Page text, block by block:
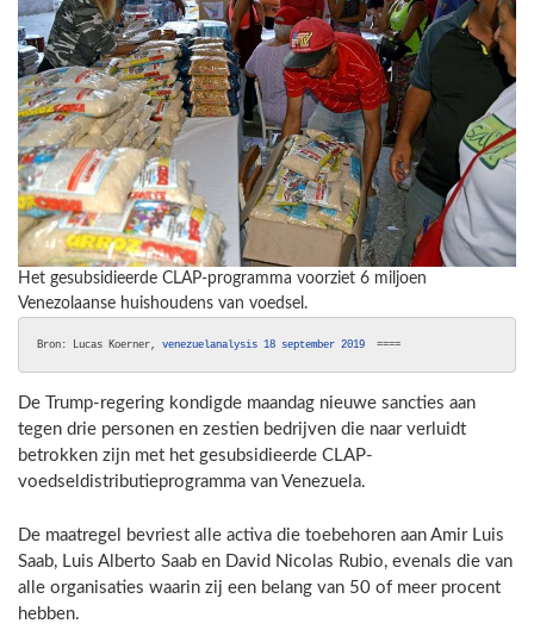
Het gesubsidieerde CLAP-programma voorziet 6 miljoen
Venezolaanse huishoudens van voedsel.
Bron: Lucas Koerner, venezuelanalysis 18 september 2019
  ====
De Trump-regering kondigde maandag nieuwe sancties aan
tegen drie personen en zestien bedrijven die naar verluidt
betrokken zijn met het gesubsidieerde CLAP-
voedseldistributieprogramma van Venezuela.
De maatregel bevriest alle activa die toebehoren aan Amir Luis
Saab, Luis Alberto Saab en David Nicolas Rubio, evenals die van
alle organisaties waarin zij een belang van 50 of meer procent
hebben.